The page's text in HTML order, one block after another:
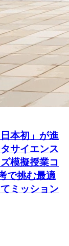
本初」が進
サイエンス
模擬授業コ
で挑む最適
ミッション